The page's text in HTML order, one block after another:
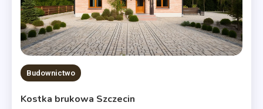
Budownictwo
Kostka brukowa Szczecin